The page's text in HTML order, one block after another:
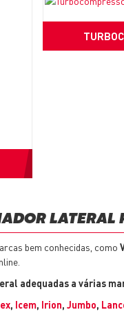
bem conhecidas, como
adequadas a várias
, Icem, Irion, Jumbo,